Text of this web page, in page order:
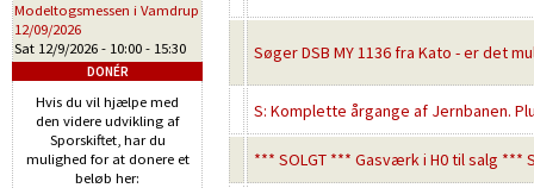
Søger DSB MY 1136 fra Kato - er det
S: Komplette årgange af Jernbanen.
*** SOLGT *** Gasværk i H0 til salg ***
Modeltogsmessen i Vamdrup
12/09/2026
Sat 12/9/2026 - 10:00 - 15:30
DONÉR
Hvis du vil hjælpe med
den videre udvikling af
Sporskiftet, har du
mulighed for at donere et
beløb her: